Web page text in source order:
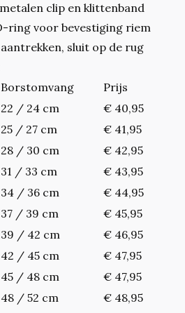
clip en klittenband
ring voor bevestiging riem
sluit op de rug
Borstomvang
Prijs
22 / 24 cm
€ 40,95
25 / 27 cm
€ 41,95
28 / 30 cm
€ 42,95
31 / 33 cm
€ 43,95
34 / 36 cm
€ 44,95
37 / 39 cm
€ 45,95
39 / 42 cm
€ 46,95
42 / 45 cm
€ 47,95
45 / 48 cm
€ 47,95
48 / 52 cm
€ 48,95